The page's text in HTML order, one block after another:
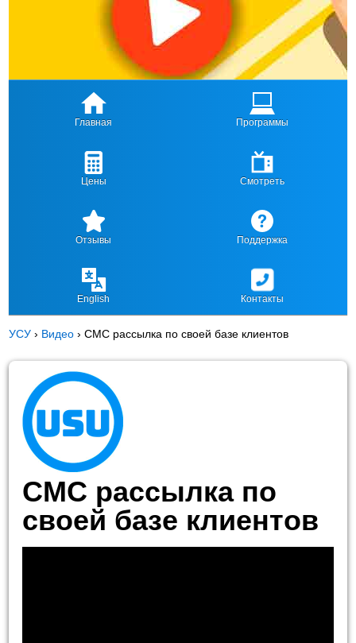
Главная Программы
Цены Смотреть
Отзывы Поддержка
English Контакты
УСУ › Видео ›СМС рассылка по своей базе клиентов
СМС рассылка по
своей базе клиентов